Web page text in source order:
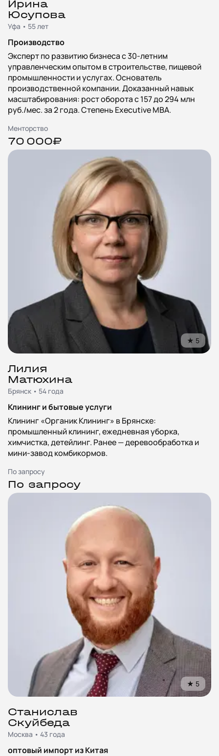
Ирина
Юсупова
Уфа • 55 лет
Производство
Эксперт по развитию бизнеса с 30-летним
управленческим опытом в строительстве, пищевой
промышленности и услугах. Основатель
производственной компании. Доказанный навык
масштабирования: рост оборота с 157 до 294 млн
руб./мес. за 2 года. Степень Executive MBA.
Менторство
70 000₽
★ 5
Лилия
Матюхина
Брянск • 54 года
Клининг и бытовые услуги
Клининг «Органик Клининг» в Брянске:
промышленный клининг, ежедневная уборка,
химчистка, детейлинг. Ранее — деревообработка и
мини-завод комбикормов.
По запросу
По запросу
★ 5
Станислав
Скуйбеда
Москва • 43 года
оптовый импорт из Китая